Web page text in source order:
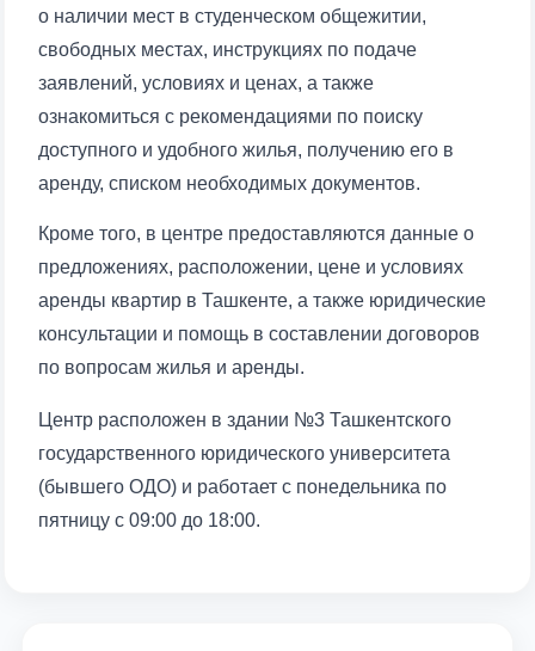
о наличии мест в студенческом общежитии,
свободных местах, инструкциях по подаче
заявлений, условиях и ценах, а также
ознакомиться с рекомендациями по поиску
доступного и удобного жилья, получению его в
аренду, списком необходимых документов.
Кроме того, в центре предоставляются данные о
предложениях, расположении, цене и условиях
аренды квартир в Ташкенте, а также юридические
консультации и помощь в составлении договоров
по вопросам жилья и аренды.
Центр расположен в здании №3 Ташкентского
государственного юридического университета
(бывшего ОДО) и работает с понедельника по
пятницу с 09:00 до 18:00.